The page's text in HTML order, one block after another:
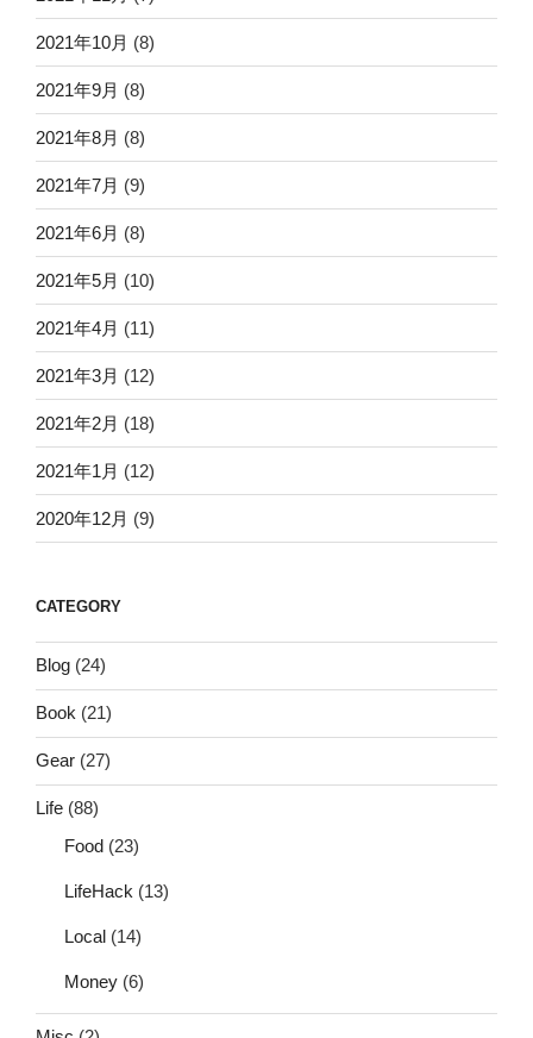
2021年10月 (8)
2021年9月 (8)
2021年8月 (8)
2021年7月 (9)
2021年6月 (8)
2021年5月 (10)
2021年4月 (11)
2021年3月 (12)
2021年2月 (18)
2021年1月 (12)
2020年12月 (9)
CATEGORY
Blog (24)
Book (21)
Gear (27)
Life (88)
Food (23)
LifeHack (13)
Local (14)
Money (6)